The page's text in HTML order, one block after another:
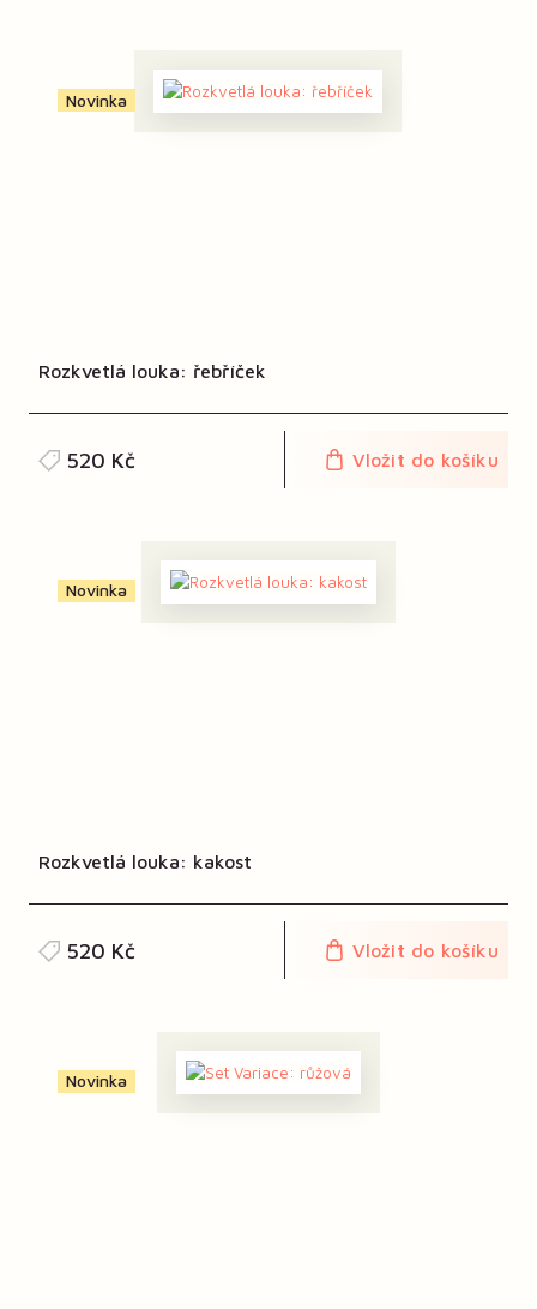
Novinka
Rozkvetlá louka: řebříček
520 Kč Vložit do košíku
Novinka
Rozkvetlá louka: kakost
520 Kč Vložit do košíku
Novinka